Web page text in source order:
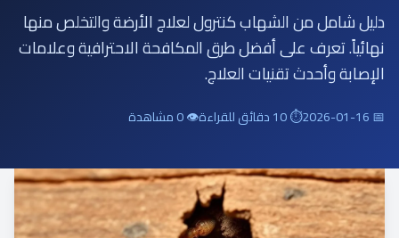
دليل شامل من الشهاب كنترول لعلاج الأرضة والتخلص منها
نهائياً. تعرف على أفضل طرق المكافحة الاحترافية وعلامات
الإصابة وأحدث تقنيات العلاج.
📅 2026-01-16 ⏱ 10 دقائق للقراءة 👁 0 مشاهدة